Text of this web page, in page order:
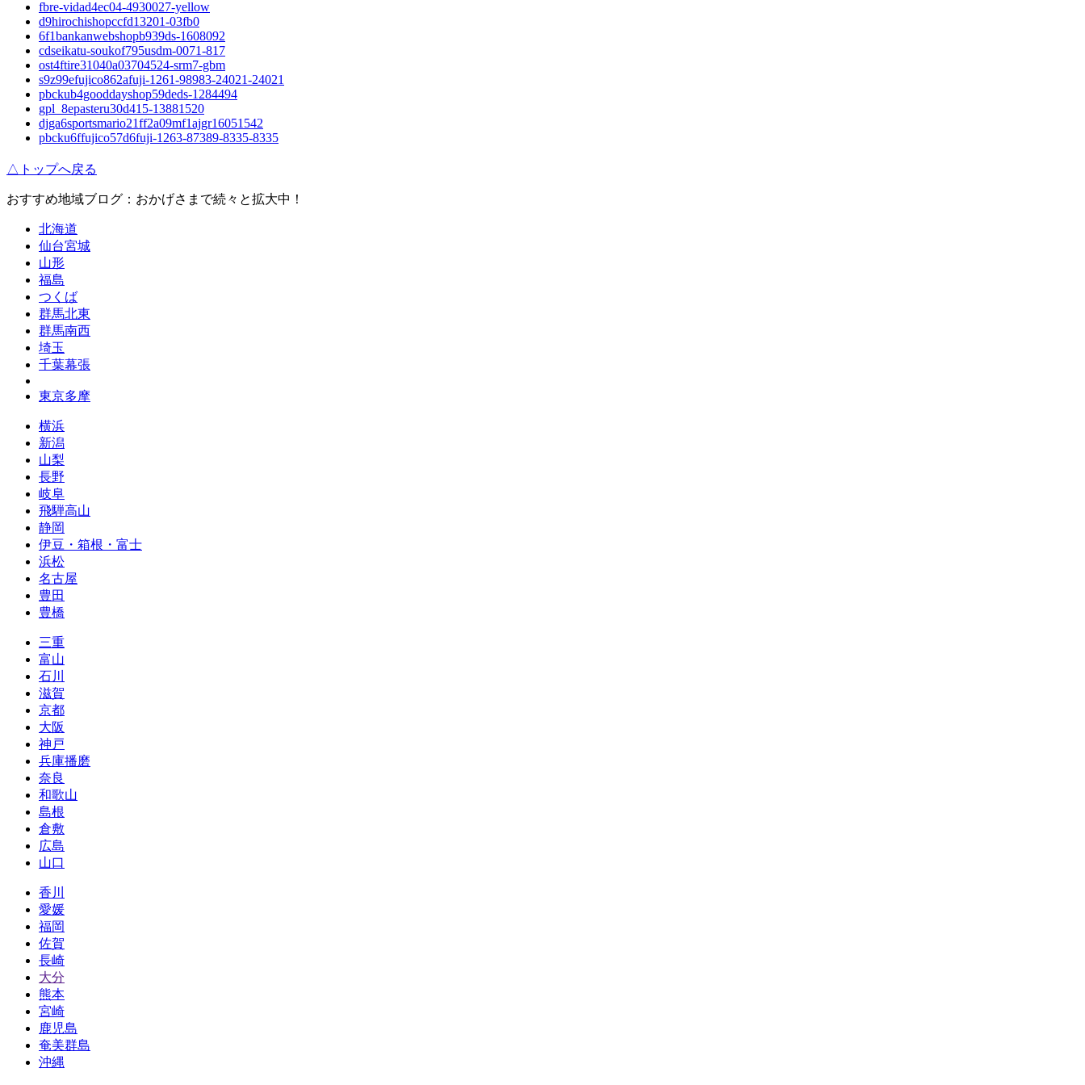
fbre-vidad4ec04-4930027-yellow
d9hirochishopccfd13201-03fb0
6f1bankanwebshopb939ds-1608092
cdseikatu-soukof795usdm-0071-817
ost4ftire31040a03704524-srm7-gbm
s9z99efujico862afuji-1261-98983-24021-24021
pbckub4gooddayshop59deds-1284494
gpl_8epasteru30d415-13881520
djga6sportsmario21ff2a09mf1ajgr16051542
pbcku6ffujico57d6fuji-1263-87389-8335-8335
△トップへ戻る
おすすめ地域ブログ：おかげさまで続々と拡大中！
北海道
仙台宮城
山形
福島
つくば
群馬北東
群馬南西
埼玉
千葉幕張
東京多摩
横浜
新潟
山梨
長野
岐阜
飛騨高山
静岡
伊豆・箱根・富士
浜松
名古屋
豊田
豊橋
三重
富山
石川
滋賀
京都
大阪
神戸
兵庫播磨
奈良
和歌山
島根
倉敷
広島
山口
香川
愛媛
福岡
佐賀
長崎
大分
熊本
宮崎
鹿児島
奄美群島
沖縄